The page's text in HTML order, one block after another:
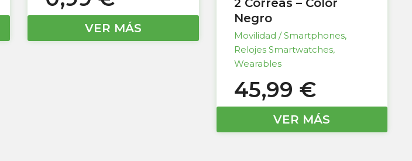
VER MÁS
2 Correas – Color
Negro
Movilidad / Smartphones,
Relojes Smartwatches,
Wearables
45,99 €
VER MÁS